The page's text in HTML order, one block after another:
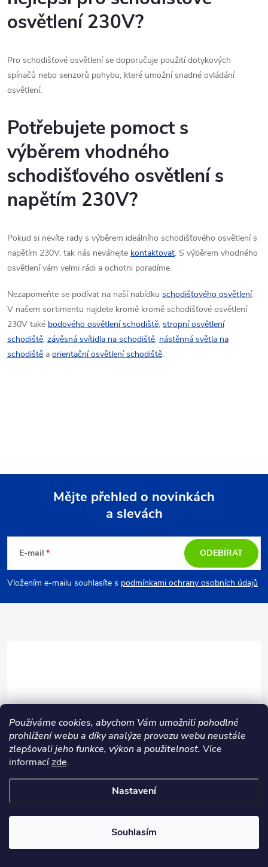
Používáme cookies, abychom Vám umožnili pohodlné
prohlížení webu a díky analýze provozu webu neustále
zlepšovali jeho funkce, výkon a použitelnost. Více
informacízde.
Nastavení
Souhlasím
osvětlení 230V?
Pro schodišťové osvětlení se doporučuje použití dotykových
spínačů nebo senzorů pohybu, které umožní snadné ovládání
osvětlení.
Potřebujete pomoct s
výběrem vhodného
schodišťového osvětlení s
napětím 230V?
Pokud si nevíte rady s výběrem ideálního schodišťového osvětlení s
napětím 230V, tak nás neváhejte kontaktovat. S výběrem vhodného
osvětlení vám velmi rádi a ochotni poradíme.
Nezapomeňte se podívat na naší nabídku schodišťového osvětlení.
V našem sortimentu najdete kromě kromě schodišťové osvětlení
230V také bodového osvětlení schodiště, stropní osvětlení
schodiště, závěsná svítidla na schodiště, nástěnná světla na
schodiště a orientační osvětlení schodiště.
p
a
Mějte přehled o novinkách
a slevách
E-mail
Vložením e-mailu souhlasíte s podmínkami ochrany osobních údajů
ODEBÍRAT
+420 731 845 220
+420 734 274 801
https://www.facebook.com/DanluxOsvetleni